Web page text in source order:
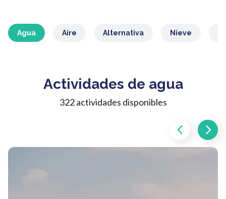
Agua Aire Alternativa Nieve
Actividades de agua
322 actividades disponibles